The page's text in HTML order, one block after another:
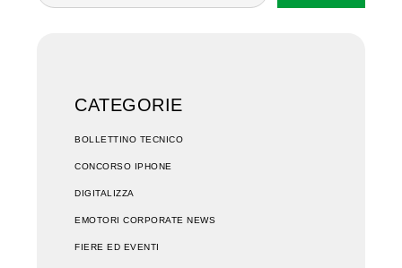
CATEGORIE
BOLLETTINO TECNICO
CONCORSO IPHONE
DIGITALIZZA
EMOTORI CORPORATE NEWS
FIERE ED EVENTI